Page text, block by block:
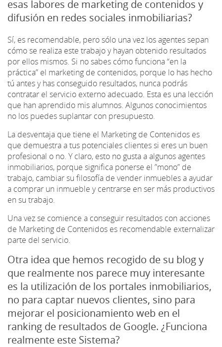
esas labores de marketing de contenidos y
difusión en redes sociales inmobiliarias?
Sí, es recomendable, pero sólo una vez los agentes sepan
cómo se realiza este trabajo y hayan obtenido resultados
por ellos mismos. Si no sabes cómo funciona “en la
práctica” el marketing de contenidos, porque lo has hecho
tú antes y has conseguido resultados, nunca podrás
contratar el servicio externo adecuado. Esta es una lección
que han aprendido mis alumnos. Algunos conocimientos
no los puedes suplantar con presupuesto.
La desventaja que tiene el Marketing de Contenidos es
que demuestra a tus potenciales clientes si eres un buen
profesional o no. Y claro, esto no gusta a algunos agentes
inmobiliarios, porque significa ponerse el ”mono” de
trabajo, cambiar su filosofía de vender inmuebles a ayudar
a comprar un inmueble y centrarse en ser más productivos
en su trabajo.
Una vez se comience a conseguir resultados con acciones
de Marketing de Contenidos es recomendable externalizar
parte del servicio.
Otra idea que hemos recogido de su blog y
que realmente nos parece muy interesante
es la utilización de los portales inmobiliarios,
no para captar nuevos clientes, sino para
mejorar el posicionamiento web en el
ranking de resultados de Google. ¿Funciona
realmente este Sistema?